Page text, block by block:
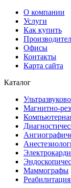
О компании
Услуги
Как купить
Офисы
Контакты
Карта сайта
Каталог
Магнитно-
Маммографы